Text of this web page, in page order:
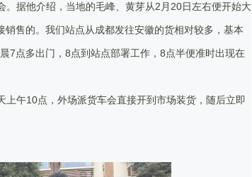
据他介绍，当地的毛峰、黄芽从2月20日左右便开始大
售的。我们站点从成都发往安徽的货相对较多，基本
7点多出门，8点到站点部署工作，8点半便准时出现在
午10点，外场派货车会直接开到市场装货，随后立即